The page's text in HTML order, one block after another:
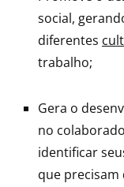
social,
diferentes
trabalho;
Gera o
no
identificar
que precisam